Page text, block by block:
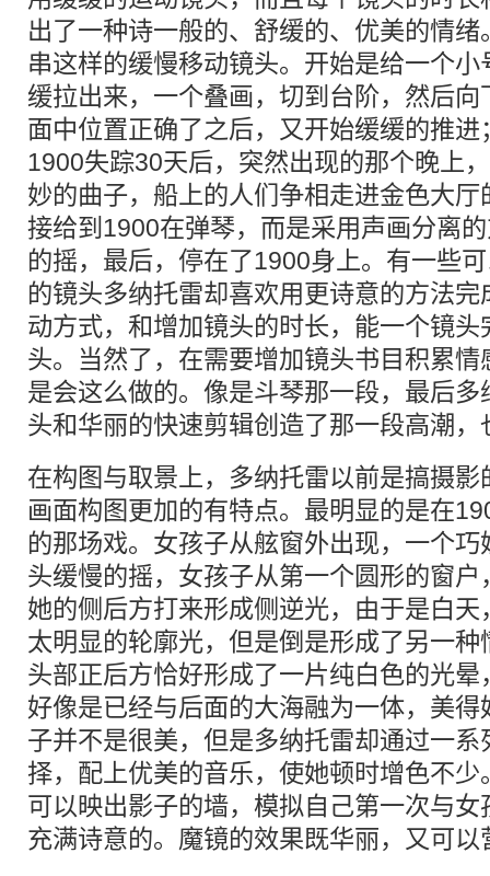
出了一种诗一般的、舒缓的、优美的情
串这样的缓慢移动镜头。开始是给一个
缓拉出来，一个叠画，切到台阶，然后
面中位置正确了之后，又开始缓缓的推
1900失踪30天后，突然出现的那个晚上
妙的曲子，船上的人们争相走进金色大
接给到1900在弹琴，而是采用声画分离
的摇，最后，停在了1900身上。有一些
的镜头多纳托雷却喜欢用更诗意的方法
动方式，和增加镜头的时长，能一个镜
头。当然了，在需要增加镜头书目积累
是会这么做的。像是斗琴那一段，最后
头和华丽的快速剪辑创造了那一段高潮
在构图与取景上，多纳托雷以前是搞摄
画面构图更加的有特点。最明显的是在
的那场戏。女孩子从舷窗外出现，一个
头缓慢的摇，女孩子从第一个圆形的窗
她的侧后方打来形成侧逆光，由于是白
太明显的轮廓光，但是倒是形成了另一
头部正后方恰好形成了一片纯白色的光
好像是已经与后面的大海融为一体，美
子并不是很美，但是多纳托雷却通过一
择，配上优美的音乐，使她顿时增色不
可以映出影子的墙，模拟自己第一次与
充满诗意的。魔镜的效果既华丽，又可